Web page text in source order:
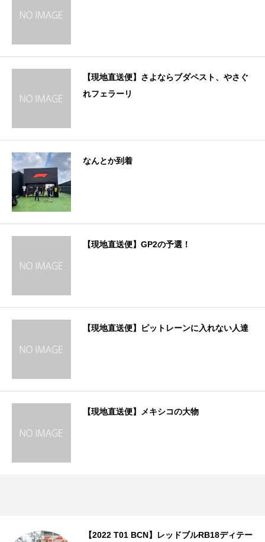
【現地直送便】さよならブダペスト、やさぐ
れフェラーリ
なんとか到着
【現地直送便】GP2の予選！
【現地直送便】ピットレーンに入れない人達
【現地直送便】メキシコの大物
【2022 T01 BCN】レッドブルRB18ディテー